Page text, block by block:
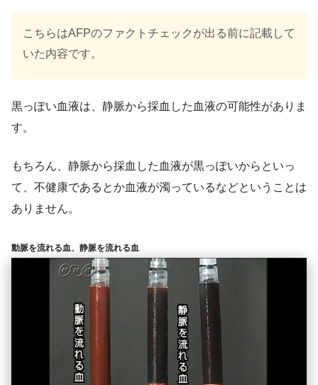
こちらはAFPのファクトチェックが出る前に記載して
いた内容です。
黒っぽい血液は、静脈から採血した血液の可能性がありま
す。
もちろん、静脈から採血した血液が黒っぽいからといっ
て、不健康であるとか血液が濁っているなどということは
ありません。
動脈を流れる血、静脈を流れる血